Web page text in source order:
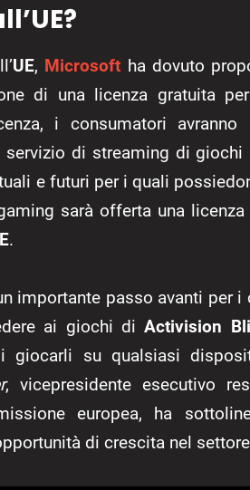
UE, Microsoft ha dovuto
di una licenza gratuita
i consumatori
servizio di streaming di
e futuri per i quali
sarà offerta una
.
importante passo avanti per
ai giochi diActivision
su qualsiasi
, vicepresidente esecutivo
europea, ha
di crescita nel